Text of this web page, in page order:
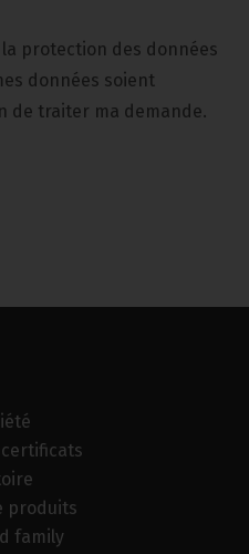
protection des données
données soient
de traiter ma demande.
produits
family